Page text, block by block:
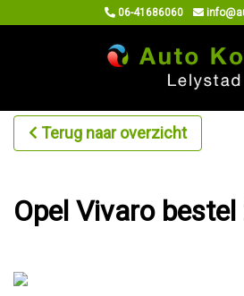
06-41686060
Terug naar overzicht
Opel Vivaro